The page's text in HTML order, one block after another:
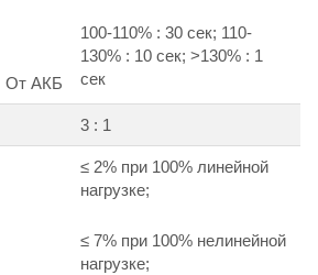
От АКБ
100-110% : 30 сек; 110-
130% : 10 сек; >130% : 1
сек
3 : 1
≤ 2% при 100% линейной
нагрузке;
≤ 7% при 100% нелинейной
нагрузке;